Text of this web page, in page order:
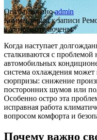
Опубликовано admin
Комментариик записи
в устюгеотключены
Когда наступает
сталкиваются с проблемой
автомобильных
система охлаждения
сюрпризы: снижение
посторонних шумов или
Особенно остро эта
исправная работа
вопросом комфорта и
Почему важно